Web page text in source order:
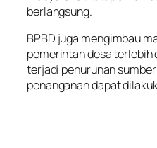
berlangsung.
BPBD juga mengimbau
pemerintah desa terlebih
terjadi penurunan
penanganan dapat